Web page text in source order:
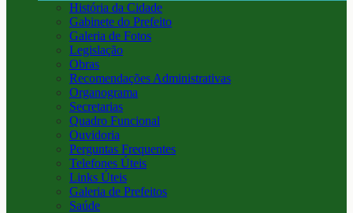
História da Cidade
Gabinete do Prefeito
Galeria de Fotos
Legislação
Obras
Recomendações Administrativas
Organograma
Secretarias
Quadro Funcional
Ouvidoria
Perguntas Frequentes
Telefones Úteis
Links Úteis
Galeria de Prefeitos
Saúde